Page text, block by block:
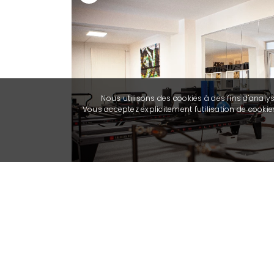
Nous utilisons des cookies à des fins
Vous acceptez explicitement l'utilisation de